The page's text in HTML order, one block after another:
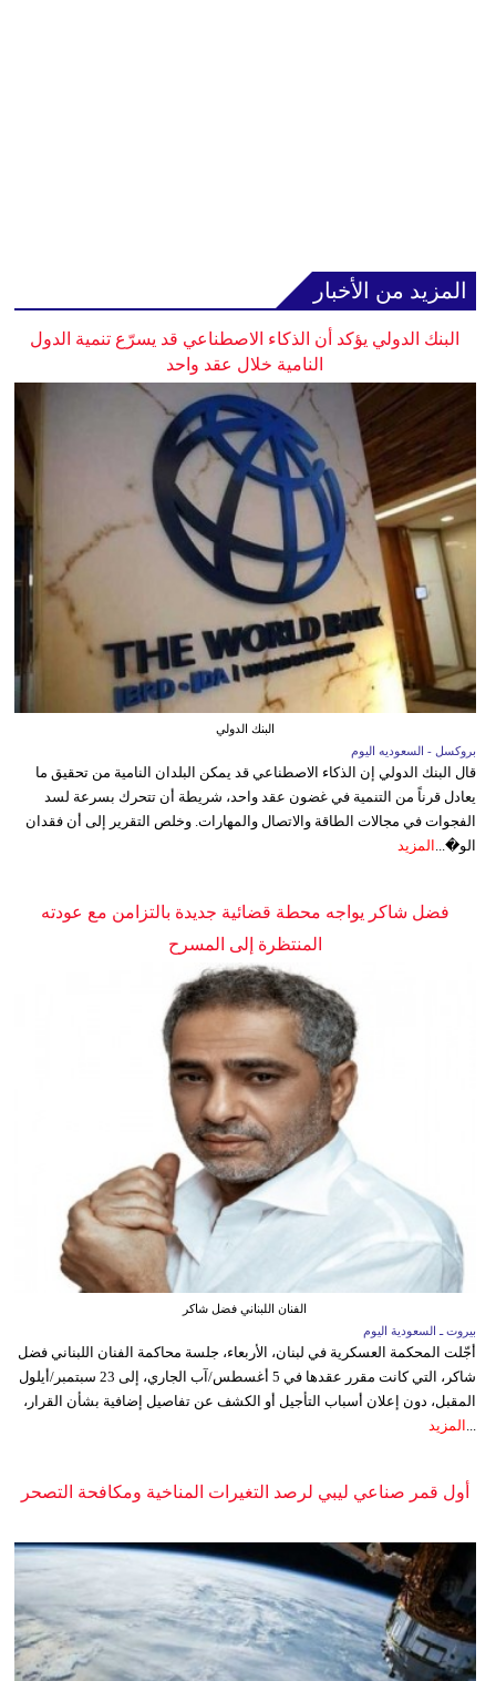
المزيد من الأخبار
البنك الدولي يؤكد أن الذكاء الاصطناعي قد يسرّع تنمية الدول
النامية خلال عقد واحد
البنك الدولي
بروكسل - السعوديه اليوم
قال البنك الدولي إن الذكاء الاصطناعي قد يمكن البلدان النامية من تحقيق ما
يعادل قرناً من التنمية في غضون عقد واحد، شريطة أن تتحرك بسرعة لسد
الفجوات في مجالات الطاقة والاتصال والمهارات. وخلص التقرير إلى أن فقدان
الو�...
المزيد
فضل شاكر يواجه محطة قضائية جديدة بالتزامن مع عودته
المنتظرة إلى المسرح
الفنان اللبناني فضل شاكر
بيروت ـ السعودية اليوم
أجّلت المحكمة العسكرية في لبنان، الأربعاء، جلسة محاكمة الفنان اللبناني فضل
شاكر، التي كانت مقرر عقدها في 5 أغسطس/آب الجاري، إلى 23 سبتمبر/أيلول
المقبل، دون إعلان أسباب التأجيل أو الكشف عن تفاصيل إضافية بشأن القرار،
المزيد
أول قمر صناعي ليبي لرصد التغيرات المناخية ومكافحة التصحر